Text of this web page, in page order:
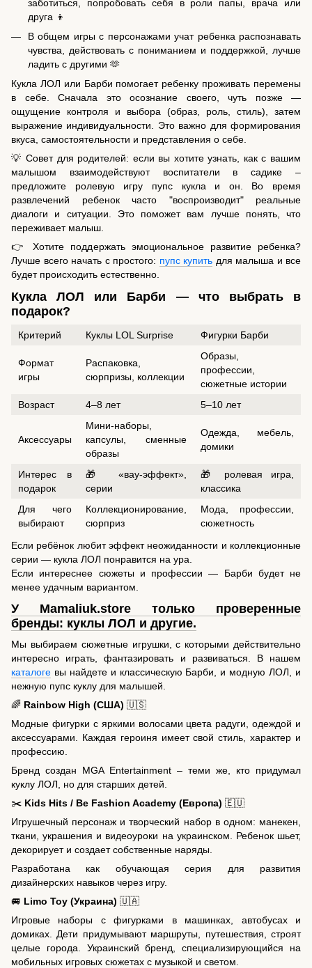
заботиться, попробовать себя в роли папы, врача или
друга 👦
В общем игры с персонажами учат ребенка распознавать
чувства, действовать с пониманием и поддержкой, лучше
ладить с другими 🫶
Кукла ЛОЛ или Барби помогает ребенку проживать перемены
в себе. Сначала это осознание своего, чуть позже —
ощущение контроля и выбора (образ, роль, стиль), затем
выражение индивидуальности. Это важно для формирования
вкуса, самостоятельности и представления о себе.
💡 Совет для родителей: если вы хотите узнать, как с вашим
малышом взаимодействуют воспитатели в садике –
предложите ролевую игру пупс кукла и он. Во время
развлечений ребенок часто "воспроизводит" реальные
диалоги и ситуации. Это поможет вам лучше понять, что
переживает малыш.
👉 Хотите поддержать эмоциональное развитие ребенка?
Лучше всего начать с простого: пупс купить для малыша и все
будет происходить естественно.
Кукла ЛОЛ или Барби — что выбрать в
подарок?
Критерий Куклы LOL Surprise Фигурки Барби
Формат
игры
Распаковка,
сюрпризы, коллекции
Образы,
профессии,
сюжетные истории
Возраст
4–8 лет 5–10 лет
Аксессуары
Мини-наборы,
капсулы, сменные
образы
Одежда, мебель,
домики
Интерес в
подарок
🎁 «вау-эффект»,
серии
🎁 ролевая игра,
классика
Для чего
выбирают
Коллекционирование,
сюрприз
Мода, профессии,
сюжетность
Если ребёнок любит эффект неожиданности и коллекционные
серии — кукла ЛОЛ понравится на ура.
Если интереснее сюжеты и профессии — Барби будет не
менее удачным вариантом.
У Mamaliuk.store только проверенные
бренды: куклы ЛОЛ и другие.
Мы выбираем сюжетные игрушки, с которыми действительно
интересно играть, фантазировать и развиваться. В нашем
каталоге вы найдете и классическую Барби, и модную ЛОЛ, и
нежную пупс куклу для малышей.
🌈 Rainbow High (США) 🇺🇸
Модные фигурки с яркими волосами цвета радуги, одеждой и
аксессуарами. Каждая героиня имеет свой стиль, характер и
профессию.
Бренд создан MGA Entertainment – ​​теми же, кто придумал
куклу ЛОЛ, но для старших детей.
✂️ Kids Hits / Be Fashion Academy (Европа) 🇪🇺
Игрушечный персонаж и творческий набор в одном: манекен,
ткани, украшения и видеоуроки на украинском. Ребенок шьет,
декорирует и создает собственные наряды.
Разработана как обучающая серия для развития
дизайнерских навыков через игру.
🚐 Limo Toy (Украина) 🇺🇦
Игровые наборы с фигурками в машинках, автобусах и
домиках. Дети придумывают маршруты, путешествия, строят
целые города. Украинский бренд, специализирующийся на
мобильных игровых сюжетах с музыкой и светом.